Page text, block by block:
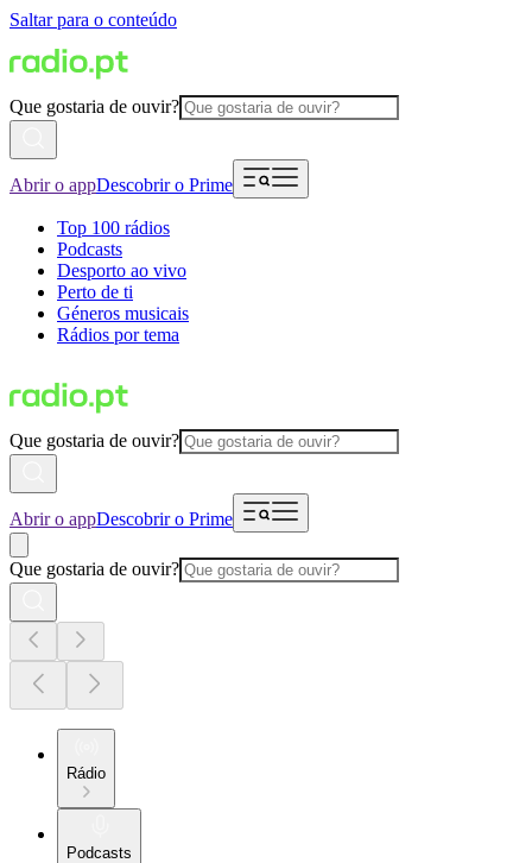
Saltar para o conteúdo
Que gostaria de ouvir?
Abrir o appDescobrir o Prime
Top 100 rádios
Podcasts
Desporto ao vivo
Perto de ti
Géneros musicais
Rádios por tema
Que gostaria de ouvir?
Abrir o appDescobrir o Prime
Que gostaria de ouvir?
Rádio
Podcasts